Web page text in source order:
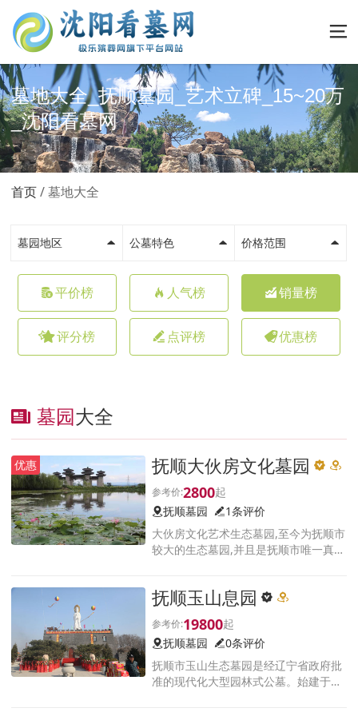
墓地大全_抚顺墓园_艺术立碑_15~20万
_沈阳看墓网
首页 墓地大全
墓园地区 公墓特色 价格范围
平价榜 人气榜 销量榜
评分榜 点评榜 优惠榜
墓园大全
优惠 抚顺大伙房文化墓园
2800
抚顺墓园
1条评价
大伙房文化艺术生态墓园,至今为抚顺市
较大的生态墓园,并且是抚顺市唯一真山
北岸,青山环抱,绿水缠绕,景色秀美,真山
抚顺玉山息园
19800
抚顺墓园
0条评价
抚顺市玉山生态墓园是经辽宁省政府批
准的现代化大型园林式公墓。始建于上